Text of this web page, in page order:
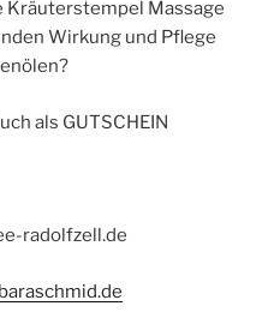
Kräuterstempel Massage
Wirkung und Pflege
als GUTSCHEIN
radolfzell.de